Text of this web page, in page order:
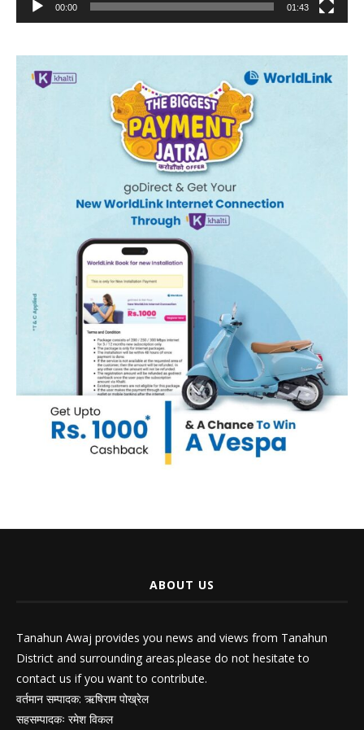
00:00 01:43
ABOUT US
Tanahun Awaj provides you news and views from Tanahun
District and surrounding areas.please do not hesitate to
contact us if you want to contribute.
वर्तमान सम्पादक: ऋषिराम पोख्रेल
सहसम्पादकः रमेश विकल